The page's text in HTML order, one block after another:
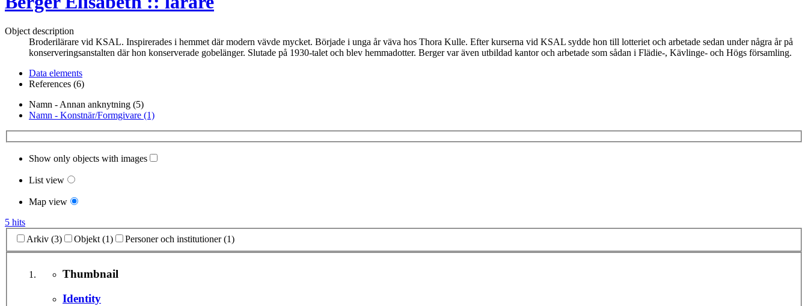
Object description
Broderilärare vid KSAL. Inspirerades i hemmet där modern vävde mycket. Började i unga år väva hos Thora Kulle. Efter kurserna vid KSAL sydde hon till lotteriet och arbetade sedan under några år på
konserveringsanstalten där hon konserverade gobelänger. Slutade på 1930-talet och blev hemmadotter. Berger var även utbildad kantor och arbetade som sådan i Flädie-, Kävlinge- och Högs församling.
Data elements
References (6)
Namn - Annan anknytning (5)
Namn - Konstnär/Formgivare (1)
Show only objects with images
List view
Map view
5 hits
Arkiv (3)
Objekt (1) Personer och institutioner (1)
Thumbnail
Identity